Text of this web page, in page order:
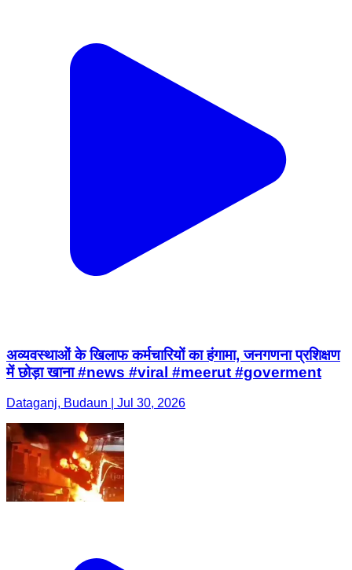
अव्यवस्थाओं के खिलाफ कर्मचारियों का हंगामा, जनगणना प्रशिक्षण
में छोड़ा खाना #news #viral #meerut #goverment
Dataganj, Budaun | Jul 30, 2026